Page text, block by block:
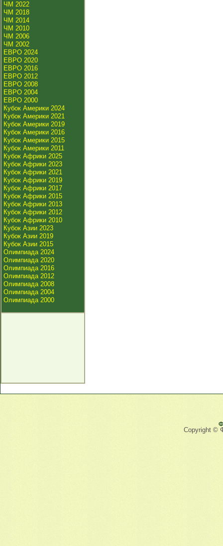
ЧМ 2022
ЧМ 2018
ЧМ 2014
ЧМ 2010
ЧМ 2006
ЧМ 2002
ЕВРО 2024
ЕВРО 2020
ЕВРО 2016
ЕВРО 2012
ЕВРО 2008
ЕВРО 2004
ЕВРО 2000
Кубок Америки 2024
Кубок Америки 2021
Кубок Америки 2019
Кубок Америки 2016
Кубок Америки 2015
Кубок Америки 2011
Кубок Африки 2025
Кубок Африки 2023
Кубок Африки 2021
Кубок Африки 2019
Кубок Африки 2017
Кубок Африки 2015
Кубок Африки 2013
Кубок Африки 2012
Кубок Африки 2010
Кубок Азии 2023
Кубок Азии 2019
Кубок Азии 2015
Олимпиада 2024
Олимпиада 2020
Олимпиада 2016
Олимпиада 2012
Олимпиада 2008
Олимпиада 2004
Олимпиада 2000
Copyright ©